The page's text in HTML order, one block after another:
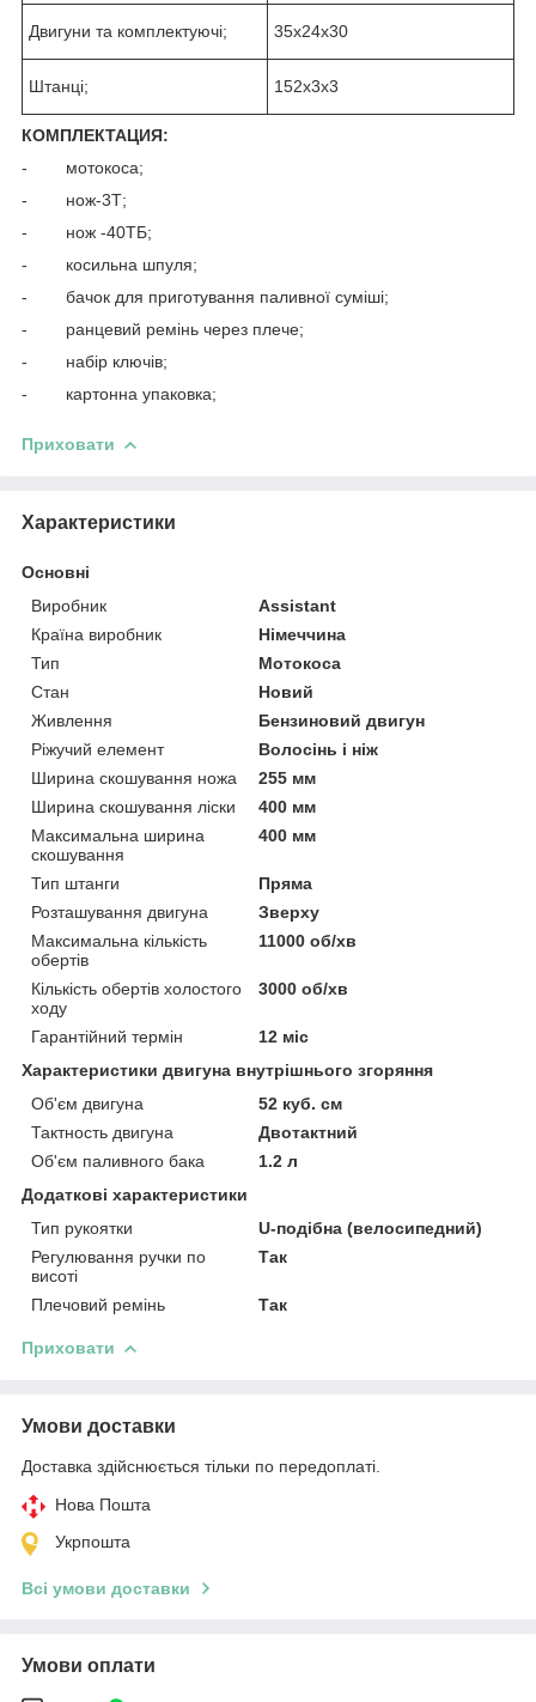
Двигуни та комплектуючі; 35х24х30
Штанці; 152х3х3
КОМПЛЕКТАЦИЯ:
- мотокоса;
- нож-3Т;
- нож -40ТБ;
- косильна шпуля;
- бачок для приготування паливної суміші;
- ранцевий ремінь через плече;
- набір ключів;
- картонна упаковка;
Приховати
Характеристики
Основні
Виробник
Assistant
Країна виробник
Німеччина
Тип
Мотокоса
Стан
Новий
Живлення
Бензиновий двигун
Ріжучий елемент
Волосінь і ніж
Ширина скошування ножа
255 мм
Ширина скошування ліски
400 мм
Максимальна ширина
скошування
400 мм
Тип штанги
Пряма
Розташування двигуна
Зверху
Максимальна кількість
обертів
11000 об/хв
Кількість обертів холостого
ходу
3000 об/хв
Гарантійний термін
12 міс
Характеристики двигуна внутрішнього згоряння
Об'єм двигуна
52 куб. см
Тактность двигуна
Двотактний
Об'єм паливного бака
1.2 л
Додаткові характеристики
Тип рукоятки
U-подібна (велосипедний)
Регулювання ручки по
висоті
Так
Плечовий ремінь Так
Приховати
Умови доставки
Доставка здійснюється тільки по передоплаті.
Нова Пошта
Укрпошта
Всі умови доставки
Умови оплати